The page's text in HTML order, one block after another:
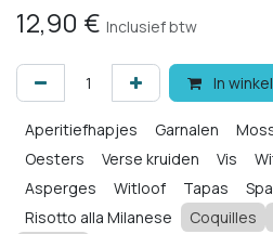
12,90 € Inclusief btw
In
Aperitiefhapjes Garnalen
Oesters
Verse kruiden Vis
Asperges
Witloof Tapas
Risotto alla Milanese
Coquilles